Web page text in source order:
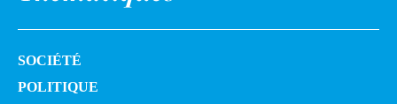
SOCIÉTÉ
POLITIQUE